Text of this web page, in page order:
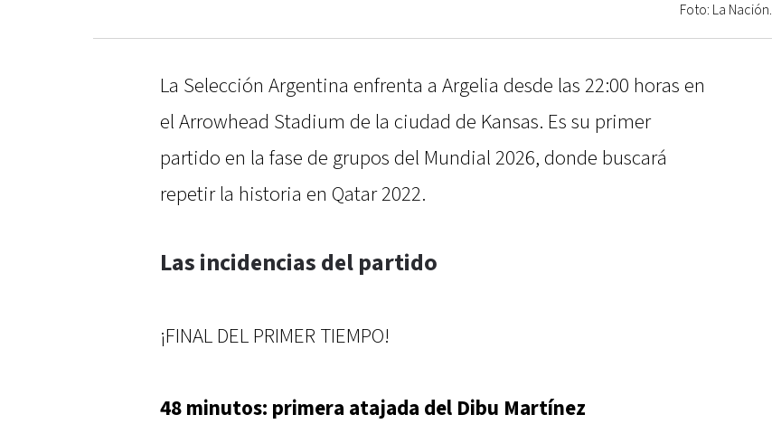
Foto: La Nación.
La Selección Argentina enfrenta a Argelia desde las 22:00 horas en
el Arrowhead Stadium de la ciudad de Kansas. Es su primer
partido en la fase de grupos del Mundial 2026, donde buscará
repetir la historia en Qatar 2022.
Las incidencias del partido
¡FINAL DEL PRIMER TIEMPO!
48 minutos: primera atajada del Dibu Martínez